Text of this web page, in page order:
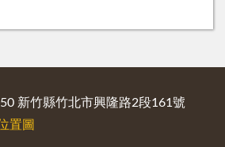
新竹縣竹北市興隆路2段161號
置圖